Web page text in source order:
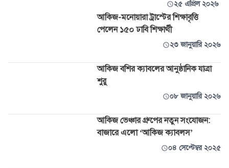
২৫ এপ্রিল ২০২৬
আকিজ-মনোয়ারা ট্রাস্টের শিক্ষাবৃত্তি
পেলেন ১৫০ ঢাবি শিক্ষার্থী
২৩ জানুয়ারি ২০২৬
আকিজ বশির ক্যাবলের আনুষ্ঠানিক যাত্রা
শুরু
০৮ জানুয়ারি ২০২৬
আকিজ ভেঞ্চার গ্রুপের নতুন সংযোজন:
বাজারে এলো ‘আকিজ ক্যাবলস’
০৪ সেপ্টেম্বর ২০২৫